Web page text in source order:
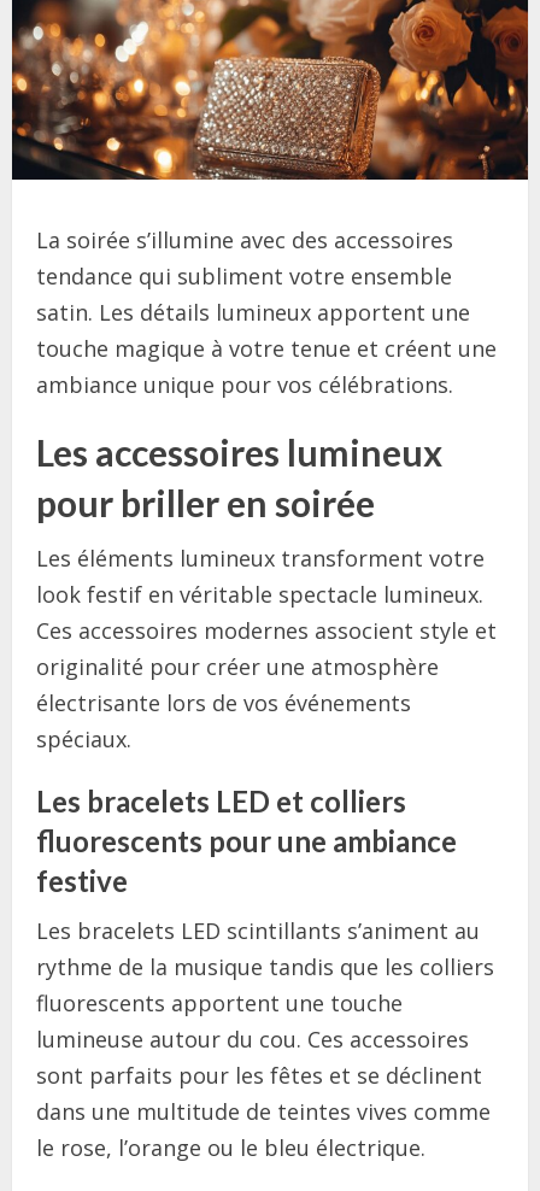
La soirée s’illumine avec des accessoires
tendance qui subliment votre ensemble
satin. Les détails lumineux apportent une
touche magique à votre tenue et créent une
ambiance unique pour vos célébrations.
Les accessoires lumineux
pour briller en soirée
Les éléments lumineux transforment votre
look festif en véritable spectacle lumineux.
Ces accessoires modernes associent style et
originalité pour créer une atmosphère
électrisante lors de vos événements
spéciaux.
Les bracelets LED et colliers
fluorescents pour une ambiance
festive
Les bracelets LED scintillants s’animent au
rythme de la musique tandis que les colliers
fluorescents apportent une touche
lumineuse autour du cou. Ces accessoires
sont parfaits pour les fêtes et se déclinent
dans une multitude de teintes vives comme
le rose, l’orange ou le bleu électrique.